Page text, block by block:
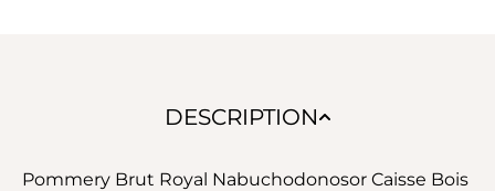
DESCRIPTION
Pommery Brut Royal Nabuchodonosor Caisse Bois